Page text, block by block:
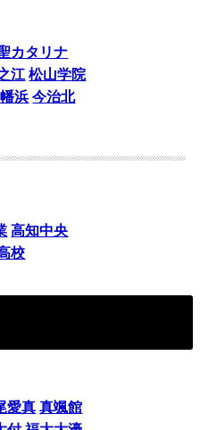
カタリナ
江 松山学院
浜 今治北
高知中央
校
愛真 真颯館